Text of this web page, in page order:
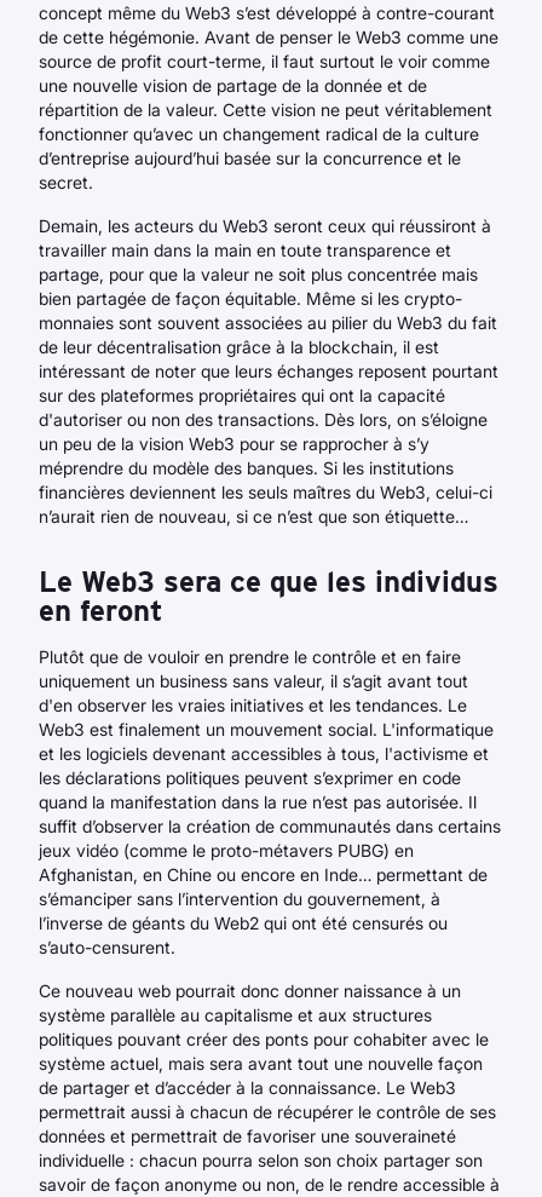
concept même du Web3 s’est développé à contre-courant
de cette hégémonie. Avant de penser le Web3 comme une
source de profit court-terme, il faut surtout le voir comme
une nouvelle vision de partage de la donnée et de
répartition de la valeur. Cette vision ne peut véritablement
fonctionner qu’avec un changement radical de la culture
d’entreprise aujourd’hui basée sur la concurrence et le
secret.
Demain, les acteurs du Web3 seront ceux qui réussiront à
travailler main dans la main en toute transparence et
partage, pour que la valeur ne soit plus concentrée mais
bien partagée de façon équitable. Même si les crypto-
monnaies sont souvent associées au pilier du Web3 du fait
de leur décentralisation grâce à la blockchain, il est
intéressant de noter que leurs échanges reposent pourtant
sur des plateformes propriétaires qui ont la capacité
d'autoriser ou non des transactions. Dès lors, on s’éloigne
un peu de la vision Web3 pour se rapprocher à s’y
méprendre du modèle des banques. Si les institutions
financières deviennent les seuls maîtres du Web3, celui-ci
n’aurait rien de nouveau, si ce n’est que son étiquette…
Le Web3 sera ce que les individus
en feront
Plutôt que de vouloir en prendre le contrôle et en faire
uniquement un business sans valeur, il s’agit avant tout
d'en observer les vraies initiatives et les tendances. Le
Web3 est finalement un mouvement social. L'informatique
et les logiciels devenant accessibles à tous, l'activisme et
les déclarations politiques peuvent s’exprimer en code
quand la manifestation dans la rue n’est pas autorisée. Il
suffit d’observer la création de communautés dans certains
jeux vidéo (comme le proto-métavers PUBG) en
Afghanistan, en Chine ou encore en Inde… permettant de
s’émanciper sans l’intervention du gouvernement, à
l’inverse de géants du Web2 qui ont été censurés ou
s’auto-censurent.
Ce nouveau web pourrait donc donner naissance à un
système parallèle au capitalisme et aux structures
politiques pouvant créer des ponts pour cohabiter avec le
système actuel, mais sera avant tout une nouvelle façon
de partager et d’accéder à la connaissance. Le Web3
permettrait aussi à chacun de récupérer le contrôle de ses
données et permettrait de favoriser une souveraineté
individuelle : chacun pourra selon son choix partager son
savoir de façon anonyme ou non, de le rendre accessible à